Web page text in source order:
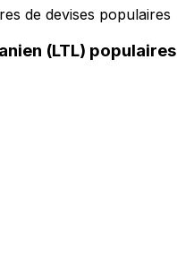
de devises populaires
(LTL) populaires